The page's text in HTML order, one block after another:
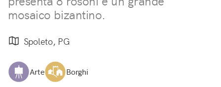
mosaico bizantino.
Spoleto, PG
Arte Borghi